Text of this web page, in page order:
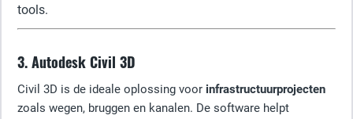
tools.
3. Autodesk Civil 3D
Civil 3D is de ideale oplossing voor infrastructuurprojecten
zoals wegen, bruggen en kanalen. De software helpt